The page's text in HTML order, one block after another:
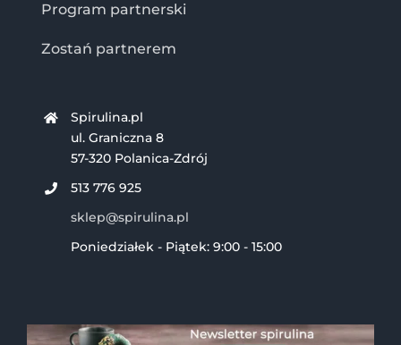
Program partnerski
Zostań partnerem
Spirulina.pl
ul. Graniczna 8
57-320 Polanica-Zdrój
513 776 925
sklep@spirulina.pl
Poniedziałek - Piątek: 9:00 - 15:00